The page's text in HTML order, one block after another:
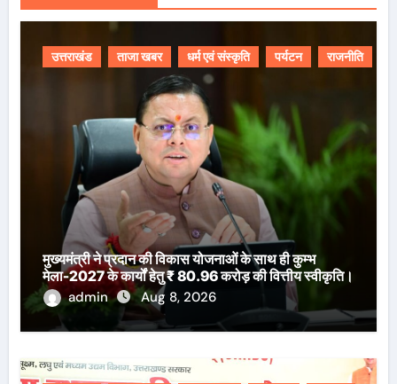
उत्तराखंड ताजा खबर धर्म एवं संस्कृति पर्यटन राजनीति
मुख्यमंत्री ने प्रदान की विकास योजनाओं के साथ ही कुम्भ
मेला-2027 के कार्यों हेतु ₹ 80.96 करोड़ की वित्तीय स्वीकृति।
admin
Aug 8, 2026